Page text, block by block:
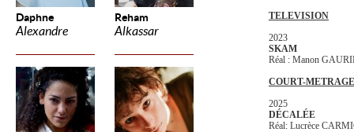
Daphne
Alexandre
Reham
Alkassar
TELEVISION
2023
SKAM
Réal : Manon
COURT-METRAGE
2025
DÉCALÉE
Réal: Lucrèce